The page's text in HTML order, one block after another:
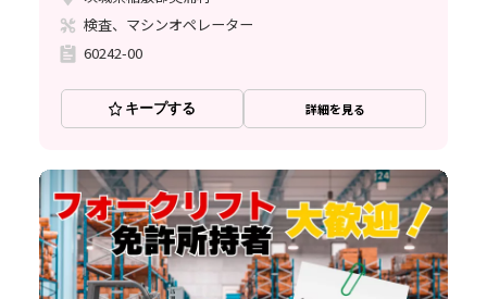
検査、マシンオペレーター
60242-00
キープする 詳細を見る